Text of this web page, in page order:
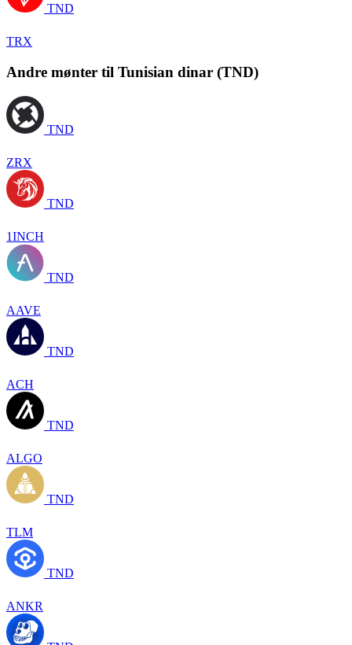
TND
TRX
Andre mønter til Tunisian dinar (TND)
TND
ZRX
TND
1INCH
TND
AAVE
TND
ACH
TND
ALGO
TND
TLM
TND
ANKR